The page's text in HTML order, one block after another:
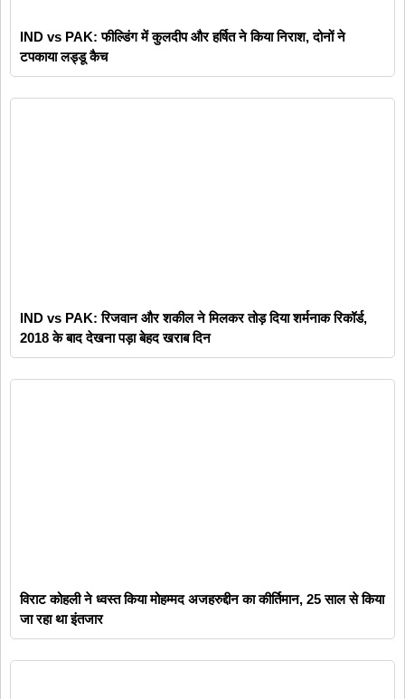
IND vs PAK: फील्डिंग में कुलदीप और हर्षित ने किया निराश, दोनों ने
टपकाया लड्डू कैच
IND vs PAK: रिजवान और शकील ने मिलकर तोड़ दिया शर्मनाक रिकॉर्ड,
2018 के बाद देखना पड़ा बेहद खराब दिन
विराट कोहली ने ध्वस्त किया मोहम्मद अजहरुद्दीन का कीर्तिमान, 25 साल से किया
जा रहा था इंतजार